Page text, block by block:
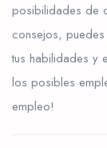
posibilidades de
consejos,
tus habilidades y
los posibles
empleo!